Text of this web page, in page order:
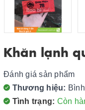
Khăn lạnh
Đánh giá sản phẩm
Thương hiệu:
Tình trạng: Còn